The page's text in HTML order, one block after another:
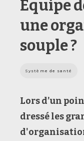
Équipe
une
souple ?
Système de santé
Lors d’un
dressé les